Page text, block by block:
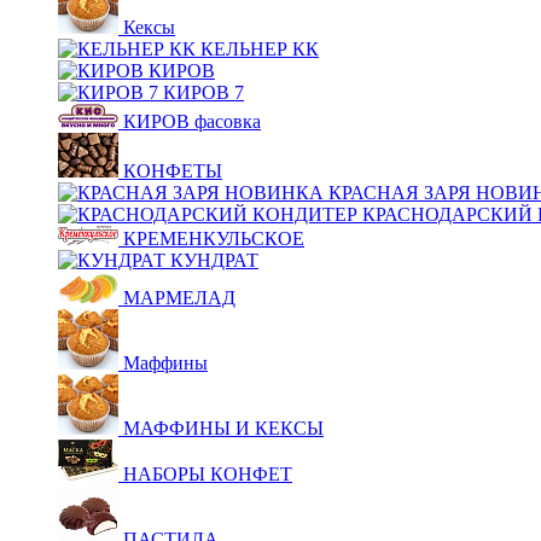
Кексы
КЕЛЬНЕР КК
КИРОВ
КИРОВ 7
КИРОВ фасовка
КОНФЕТЫ
КРАСНАЯ ЗАРЯ
КРАСНОДАРСКИЙ
КРЕМЕНКУЛЬСКОЕ
КУНДРАТ
МАРМЕЛАД
Маффины
МАФФИНЫ И КЕКСЫ
НАБОРЫ КОНФЕТ